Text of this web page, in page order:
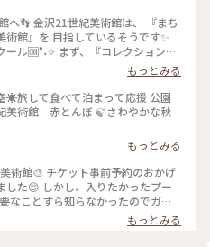
へ👣 金沢21世紀美術館は、 『まち
術館』を 目指しているそうです✨
ール🆒°˖✧ まず、『コレクション展
現代アート作品における「文字」
字が持つ可能性を 絵画、版画、
形式の作品を通して探求していま
視点から見た作品の数々、 こうい
興味深かったです✨ また、
Living space / 生きている道、生き
れは、アートチームSIDE COREの
」をテーマに、 ストリートカルチ
所をつなぐ表現」、 「生きるため
出することを目指しているそう✨
ている作品、 一体感もあってと
日中いても楽しめる とっても素敵
もっとみる
☀️旅して食べて泊まって応援 公園
美術館 赤とんぼ 🍃さわやかな秋
もっとみる
した😊 しかし、入りたかったプー
なことすら知らなかったのでガッ
の美術館ですものね… そして雨の
ら覗くのも中止になっていました💧
もっとみる